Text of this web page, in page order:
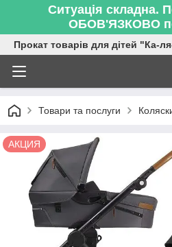
Ситуація складна.
ОБОВ'ЯЗКОВО
Прокат товарів для дітей "Ка-
Товари та послуги
АКЦИЯ